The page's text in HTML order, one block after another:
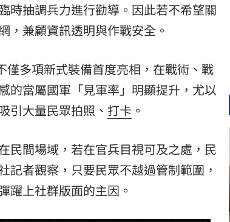
時抽調兵力進行勸導。因此若不希望關
，兼顧資訊透明與作戰安全。
多項新式裝備首度亮相，在戰術、戰
的當屬國軍「見軍率」明顯提升，尤以
引大量民眾拍照、 打卡 。
民間場域，若在官兵目視可及之處，民
者觀察，只要民眾不越過管制範圍，
躍上社群版面的主因。